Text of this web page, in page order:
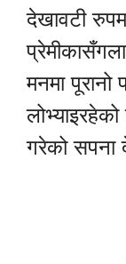
देखावटी
मनमा पूरानो
गरेको सपना